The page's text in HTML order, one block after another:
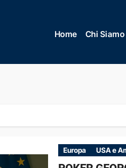
Home Chi Siamo
Europa USA e